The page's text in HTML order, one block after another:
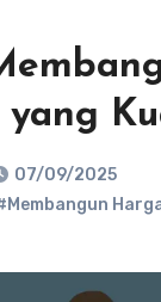
yang
07/09/2025